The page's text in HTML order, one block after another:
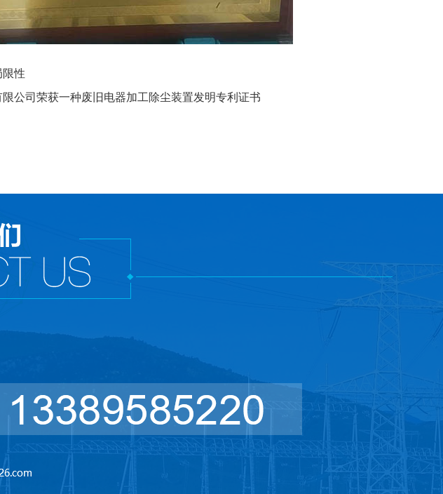
性
公司荣获一种废旧电器加工除尘装置发明专利证书